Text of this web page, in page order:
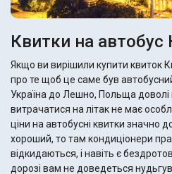
Квитки на автобус
Якщо ви вирішили купити квиток
про те щоб це саме був
Україна до Лешно, Польща доволі
витрачатися на літак не має
ціни на автобусні квитки значно доступніші. А
хороший, то там кондиціонери
відкидаються, і навіть є
дорозі вам не доведеться